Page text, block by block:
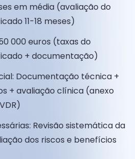
em média (avaliação do
11-18 meses)
000 euros (taxas do
+ documentação)
Documentação técnica +
+ avaliação clínica (anexo
Revisão sistemática da
dos riscos e benefícios